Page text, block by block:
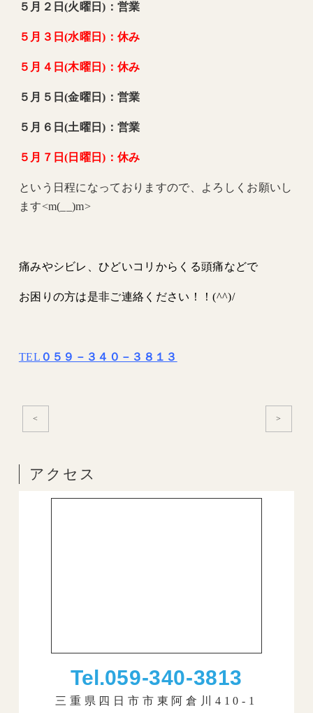
５月２日(火曜日)：営業
５月３日(水曜日)：休み
５月４日(木曜日)：休み
５月５日(金曜日)：営業
５月６日(土曜日)：営業
５月７日(日曜日)：休み
という日程になっておりますので、よろしくお願いし
ます<m(__)m>
痛みやシビレ、ひどいコリからくる頭痛などで
お困りの方は是非ご連絡ください！！(^^)/
TEL ０５９－３４０－３８１３
< >
アクセス
Tel.059-340-3813
三重県四日市市東阿倉川410-1